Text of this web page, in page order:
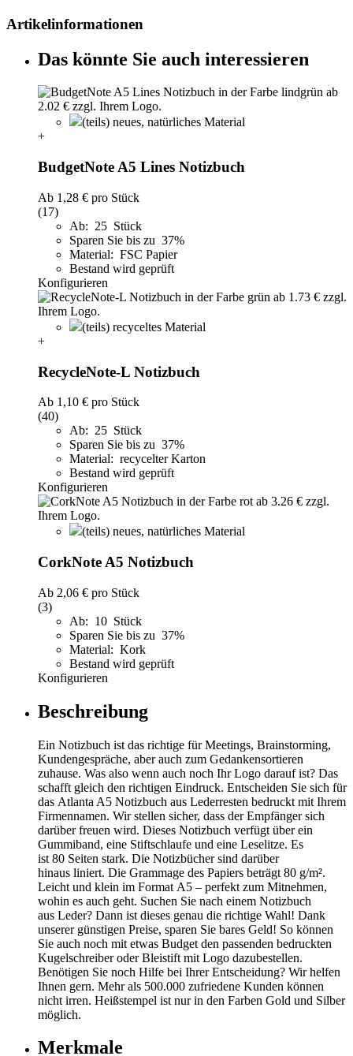
Artikelinformationen
Das könnte Sie auch interessieren
(teils) neues, natürliches Material
+
BudgetNote A5 Lines Notizbuch
Ab 1,28 € pro Stück
(17)
Ab: 25 Stück
Sparen Sie bis zu 37%
Material: FSC Papier
Bestand wird geprüft
Konfigurieren
(teils) recyceltes Material
+
RecycleNote-L Notizbuch
Ab 1,10 € pro Stück
(40)
Ab: 25 Stück
Sparen Sie bis zu 37%
Material: recycelter Karton
Bestand wird geprüft
Konfigurieren
(teils) neues, natürliches Material
CorkNote A5 Notizbuch
Ab 2,06 € pro Stück
(3)
Ab: 10 Stück
Sparen Sie bis zu 37%
Material: Kork
Bestand wird geprüft
Konfigurieren
Beschreibung
Ein Notizbuch ist das richtige für Meetings, Brainstorming,
Kundengespräche, aber auch zum Gedankensortieren
zuhause. Was also wenn auch noch Ihr Logo darauf ist? Das
schafft gleich den richtigen Eindruck. Entscheiden Sie sich für
das Atlanta A5 Notizbuch aus Lederresten bedruckt mit Ihrem
Firmennamen. Wir stellen sicher, dass der Empfänger sich
darüber freuen wird. Dieses Notizbuch verfügt über ein
Gummiband, eine Stiftschlaufe und eine Leselitze. Es
ist 80 Seiten stark. Die Notizbücher sind darüber
hinaus liniert. Die Grammage des Papiers beträgt 80 g/m².
Leicht und klein im Format A5 – perfekt zum Mitnehmen,
wohin es auch geht. Suchen Sie nach einem Notizbuch
aus Leder? Dann ist dieses genau die richtige Wahl! Dank
unserer günstigen Preise, sparen Sie bares Geld! So können
Sie auch noch mit etwas Budget den passenden bedruckten
Kugelschreiber oder Bleistift mit Logo dazubestellen.
Benötigen Sie noch Hilfe bei Ihrer Entscheidung? Wir helfen
Ihnen gern. Mehr als 500.000 zufriedene Kunden können
nicht irren. Heißstempel ist nur in den Farben Gold und Silber
möglich.
Merkmale